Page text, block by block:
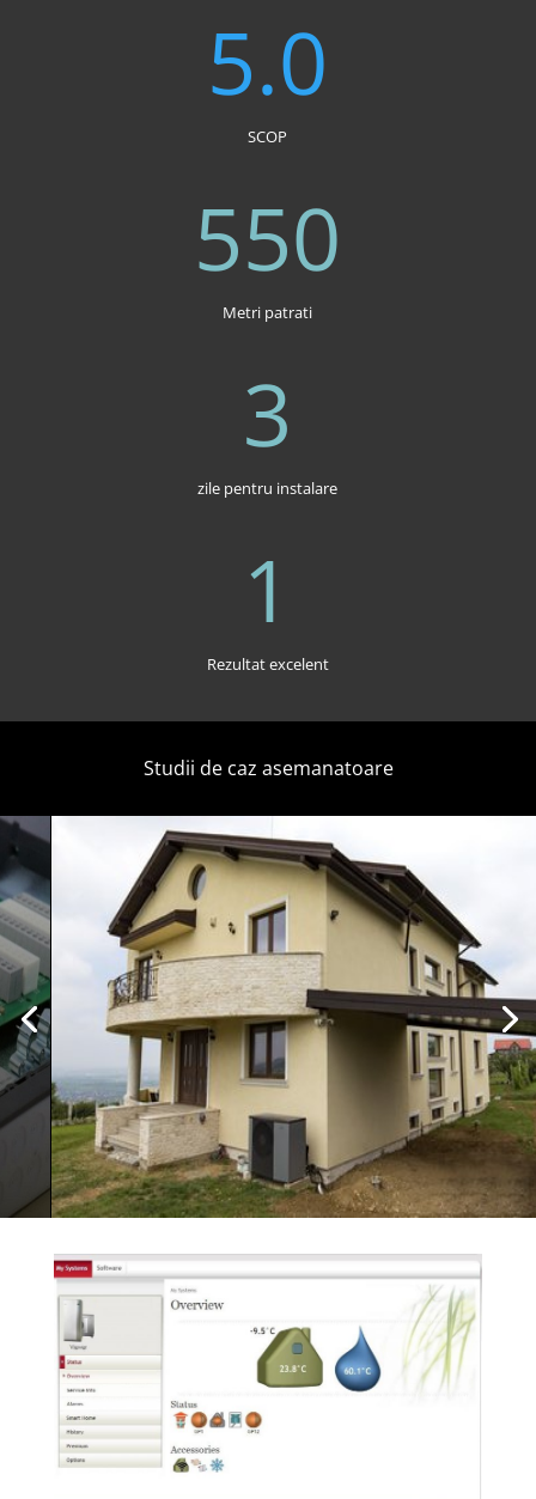
5.0
SCOP
550
Metri patrati
3
zile pentru instalare
1
Rezultat excelent
Studii de caz asemanatoare